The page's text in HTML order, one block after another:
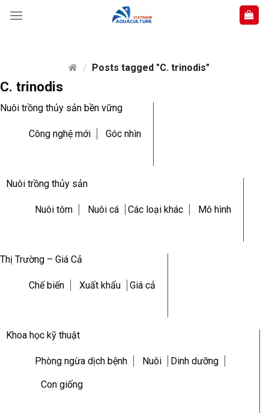
/ Posts tagged "C. trinodis"
C. trinodis
Nuôi trồng thủy sản bền vững
Công nghệ mới Góc nhìn
Nuôi trồng thủy sản
Nuôi tôm Nuôi cá Các loại khác Mô hình
Thị Trường – Giá Cả
Chế biến Xuất khẩu Giá cả
Khoa học kỹ thuật
Phòng ngừa dịch bệnh Nuôi Dinh dưỡng
Con giống